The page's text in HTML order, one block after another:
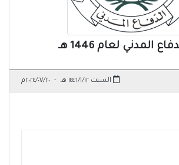
المدني لعام 1446 هـ
السبت ١٤٤٦/١/١٢ هـ - ٢٠٢٤/٠٧/٢٠م